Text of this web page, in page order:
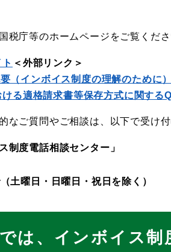
税庁等のホームページをご覧くださ
＜外部リンク＞
（インボイス制度の理解のために）
る適格請求書等保存方式に関する
なご質問やご相談は、以下で受け付
制度電話相談センター」
土曜日・日曜日・祝日を除く）
は、インボイス制